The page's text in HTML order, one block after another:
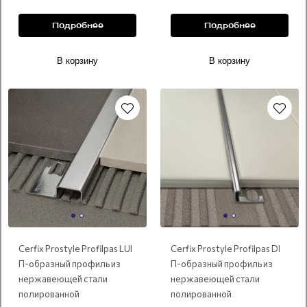
Подробнее
В корзину
Подробнее
В корзину
Cerfix Prostyle Profilpas LUI
П-образный профиль из
нержавеющей стали
полированной
Cerfix Prostyle Profilpas DI
П-образный профиль из
нержавеющей стали
полированной